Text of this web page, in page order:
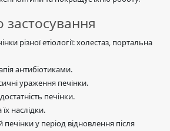
різної етіології: холестаз, портальна
антибіотиками.
ураження печінки.
печінки.
їх наслідки.
у період відновлення після